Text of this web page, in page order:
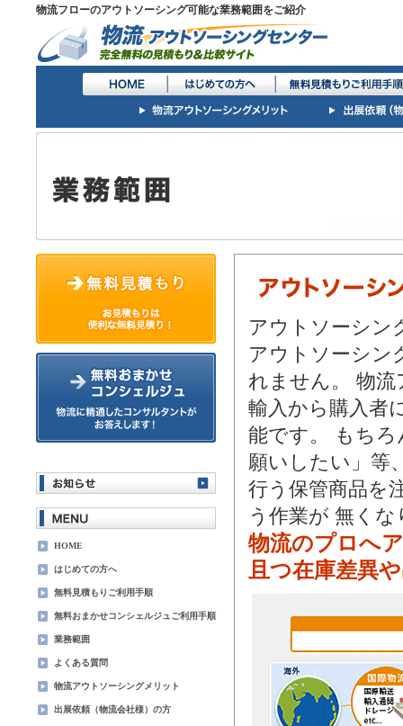
物流フローのアウトソーシング可能な業務範囲をご紹介
HOME
はじめての方へ
無料見積もりご利用手順
無料おまかせコンシェルジュご利用手順
業務範囲
よくある質問
物流アウトソーシングメリット
出展依頼（物流会社様）の方
アウトソーシン
アウトソーシン
れません。 物
輸入から購入者
能です。 もち
願いしたい」等
行う保管商品を
う作業が 無く
物流のプロへ
且つ在庫差異